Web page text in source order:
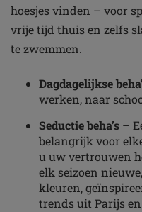
hoesjes vinden – voor
vrije tijd thuis en zelfs
te zwemmen.
Dagdagelijkse
werken, naar
Seductie beha’s –
belangrijk voor
u uw vertrouwen
elk seizoen
kleuren,
trends uit Parijs